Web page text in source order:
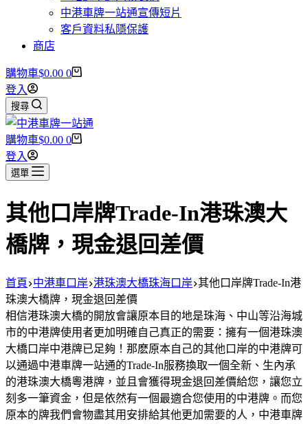
中港車牌一站通宣傳短片
客戶資料私隱保護
商店
購物車$0.00 0
登入
搜尋
購物車$0.00 0
登入
選單
其他口岸牌Trade-In港珠澳大
橋牌，現金退回差價
首頁 中港車口岸 港珠澳大橋珠海口岸 其他口岸牌Trade-In港
珠澳大橋牌，現金退回差價
相信港珠澳大橋的開放會讓原本目的地是珠海、中山等沿海城
市的中港牌使用者更加明確自己真正的需要：擁有一個港珠澳
大橋口岸中港牌已足夠！那麽原本自己的其他口岸的中港牌可
以通過中港車牌一站通的Trade-In服務換取一個全新、生內承
的港珠澳大橋粵港牌，並且會獲得現金退回差價給您，讓您立
刻多一筆資金，但是依然有一個最適合您使用的中港牌。而您
原本的牌我們會物盡其用安排給其他更加需要的人，中港車牌